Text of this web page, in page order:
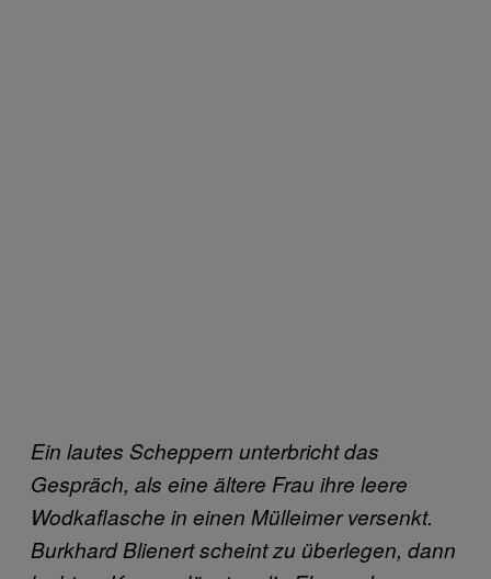
Ein lautes Scheppern unterbricht das
Gespräch, als eine ältere Frau ihre leere
Wodkaflasche in einen Mülleimer versenkt.
Burkhard Blienert scheint zu überlegen, dann